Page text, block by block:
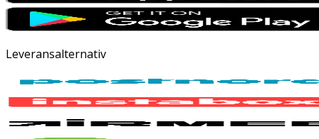
Leveransalternativ